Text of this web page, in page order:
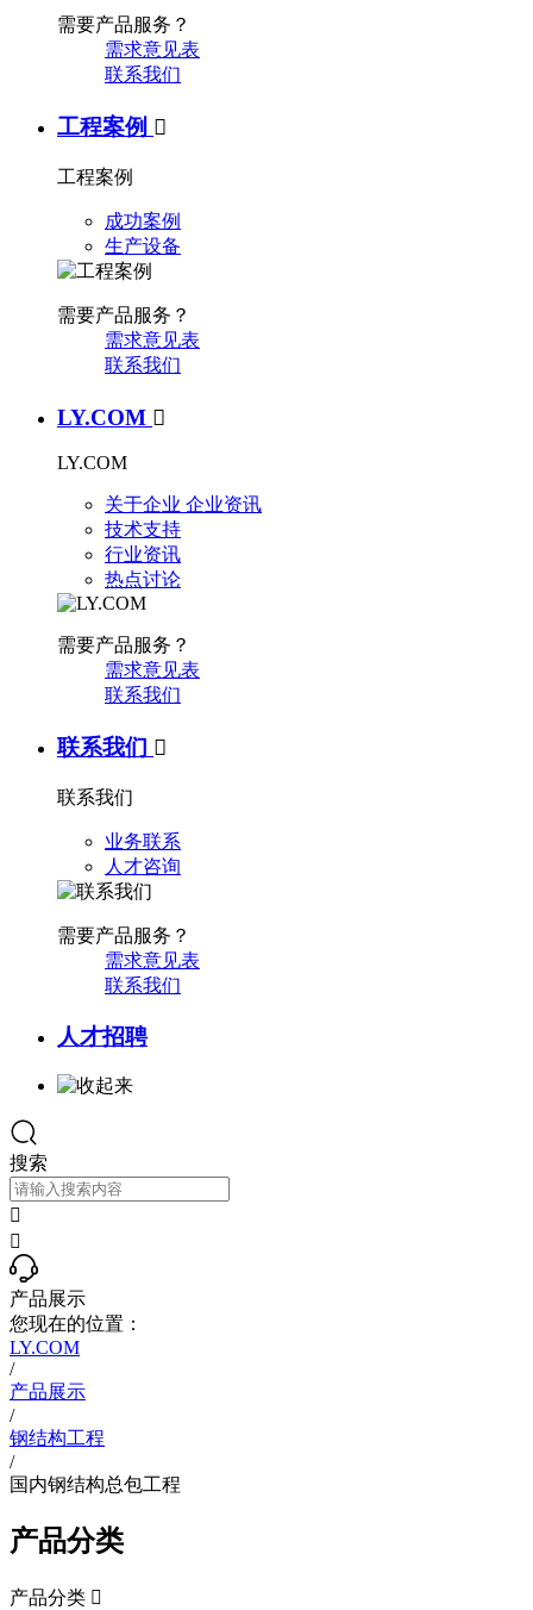
需要产品服务？
需求意见表
联系我们
工程案例 
工程案例
成功案例
生产设备
需要产品服务？
需求意见表
联系我们
LY.COM 
LY.COM
关于企业 企业资讯
技术支持
行业资讯
热点讨论
需要产品服务？
需求意见表
联系我们
联系我们 
联系我们
业务联系
人才咨询
需要产品服务？
需求意见表
联系我们
人才招聘
搜索


产品展示
您现在的位置：
LY.COM
/
产品展示
/
钢结构工程
/
国内钢结构总包工程
产品分类
产品分类 